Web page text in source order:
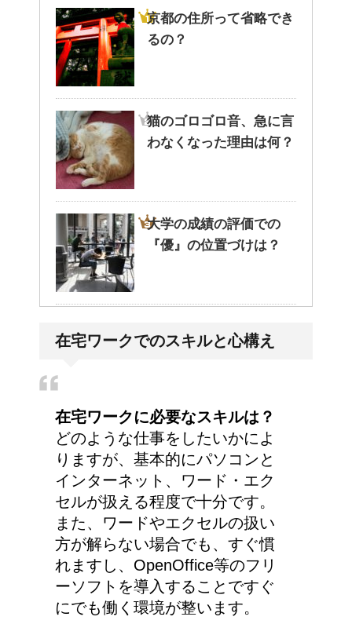
京都の住所って省略でき
るの？
猫のゴロゴロ音、急に言
わなくなった理由は何？
大学の成績の評価での
『優』の位置づけは？
の違和感の原因は「肩こ
在宅ワークでのスキルと心構え
在宅ワークに必要なスキルは？
どのような仕事をしたいかによ
りますが、基本的にパソコンと
インターネット、ワード・エク
セルが扱える程度で十分です。
また、ワードやエクセルの扱い
方が解らない場合でも、すぐ慣
れますし、OpenOffice等のフリ
ーソフトを導入することですぐ
にでも働く環境が整います。